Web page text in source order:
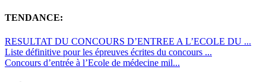
TENDANCE:
RESULTAT DU CONCOURS D’ENTREE A L’ECOLE DU ...
Liste définitive pour les épreuves écrites du concours ...
Concours d’entrée à l’Ecole de médecine mil...